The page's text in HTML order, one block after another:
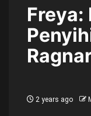
Freya:
2 years ago